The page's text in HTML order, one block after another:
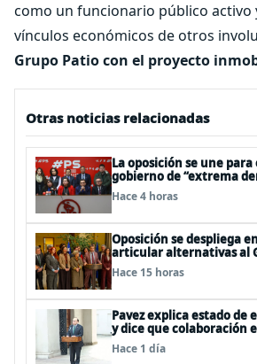
como un funcionario público activo
vínculos económicos de otros
Grupo Patio con el proyecto
Otras noticias relacionadas
La oposición se une
gobierno de “extrema
Hace 4 horas
Oposición se despliega
articular alternativas al
Hace 15 horas
Pavez explica estado de
y dice que colaboración
policías, “es algo del
analizar”
Hace 1 día